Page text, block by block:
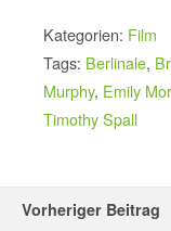
Kategorien: Film
Tags: Berlinale,
Murphy, Emily
Timothy Spall
Vorheriger Beitrag